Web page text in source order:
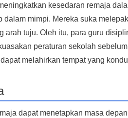
kesedaran remaja
mimpi. Mereka suka
arah tuju. Oleh itu, para guru
peraturan sekolah
melahirkan tempat yang
dapat menetapkan masa